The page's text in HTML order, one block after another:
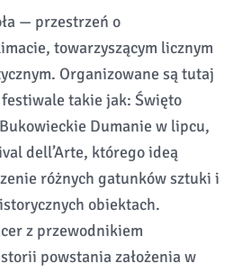
— przestrzeń o
towarzyszącym licznym
Organizowane są tutaj
takie jak: Święto
Dumanie w lipcu,
dell’Arte, którego ideą
różnych gatunków sztuki i
obiektach.
z przewodnikiem
powstania założenia w